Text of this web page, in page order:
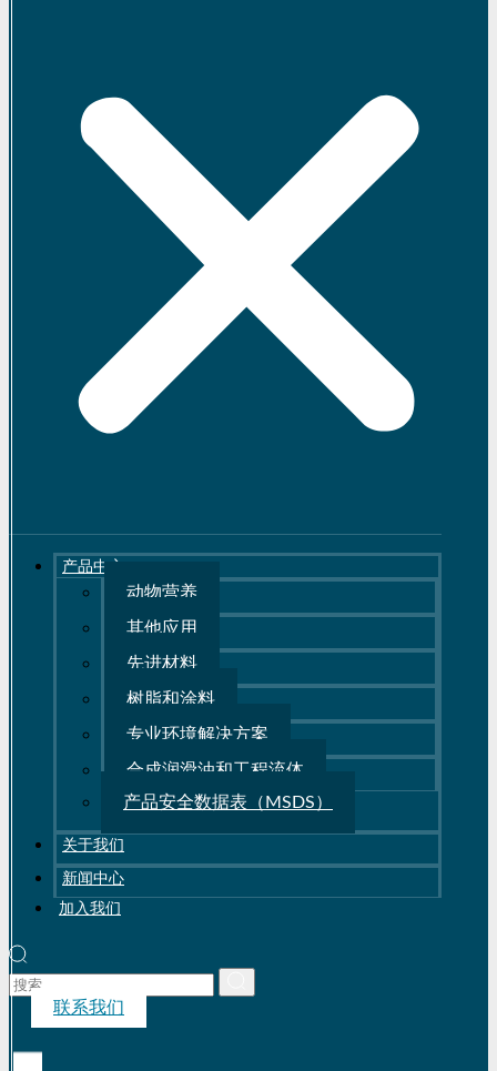
产品中心
动物营养
其他应用
先进材料
树脂和涂料
专业环境解决方案
合成润滑油和工程流体
产品安全数据表（MSDS）
关于我们
新闻中心
加入我们
联系我们